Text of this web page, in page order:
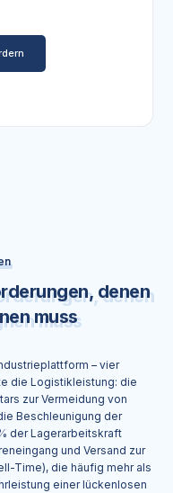
denen
muss
– vier
die Logistikleistung: die
zur Vermeidung von
Beschleunigung der
der Lagerarbeitskraft
und Versand zur
Time), die häufig mehr als
einer lückenlosen